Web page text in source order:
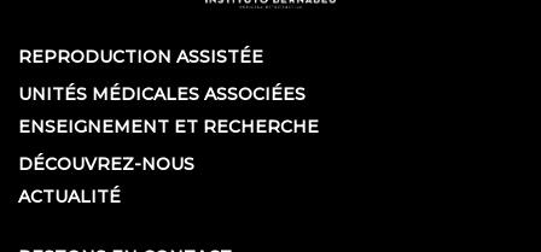
REPRODUCTION ASSISTÉE
UNITÉS MÉDICALES ASSOCIÉES
ENSEIGNEMENT ET RECHERCHE
DÉCOUVREZ-NOUS
ACTUALITÉ